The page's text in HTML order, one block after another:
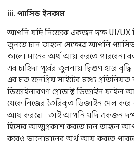
iii. প্যাসিভইনকাম
আপনি যদি নিজেকে একজন দক্ষ UI/UX
তুলতে চান তাহলে সেক্ষেত্রে আপনি
ভালো মানের অর্থ আয় করতে পারবেন।
এর চাহিদা পূর্বের তুলনায় দ্বিগুণ হারে
এর মত জনপ্রিয় সাইটের মধ্যে
ডিজাইনারগণ প্রোডাক্ট ডিজাইন ফাইল
থেকে নিজের তৈরিকৃত ডিজাইন সেল
আয় করছে। তাই আপনি যদি একজন
হিসেবে আত্মপ্রকাশ করতে চান তাহলে
করেও ভালোমানের অর্থ আয় করতে